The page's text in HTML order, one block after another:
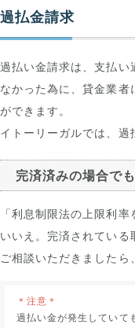
過払金請求
過払い金請求は、支払い
なかった為に、貸金業
ができます。
イトーリーガルでは、
完済済みの場合で
「利息制限法の上限利
いいえ。完済されてい
ご相談いただきました
＊注意＊
過払い金が発生していて